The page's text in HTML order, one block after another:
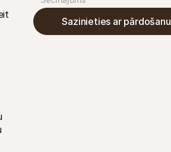
Sazinieties ar pārdošanu